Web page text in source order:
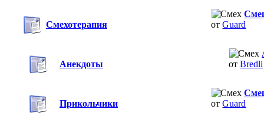
Смехотерапия
отGuard
Анекдоты
отBredli
Прикольчики
отGuard